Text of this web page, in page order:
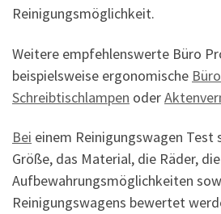
Reinigungsmöglichkeit.
Weitere empfehlenswerte Büro
beispielsweise ergonomische
Schreibtischlampen oder
Bei einem Reinigungswagen
Größe, das Material, die Räder, die
Aufbewahrungsmöglichkeiten
Reinigungswagens bewertet